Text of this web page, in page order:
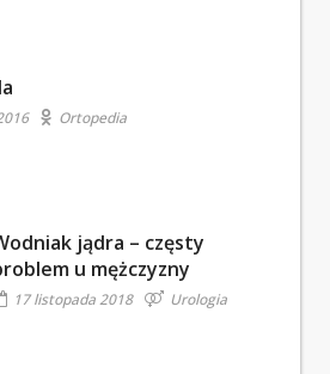
Ortopedia
jądra – częsty
u mężczyzny
17 listopada 2018 Urologia